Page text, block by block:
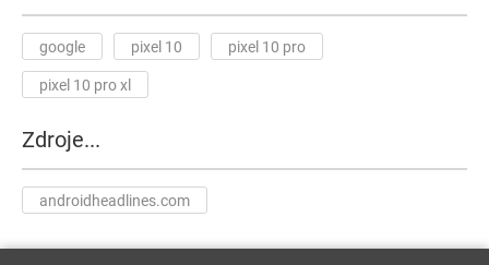
google pixel 10 pixel 10 pro
pixel 10 pro xl
Zdroje...
androidheadlines.com